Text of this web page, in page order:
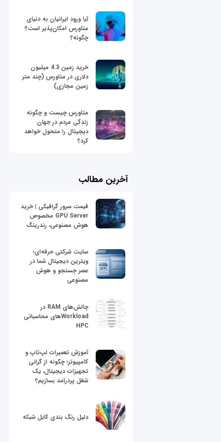
آیا ورود ایرانیان به دنیای
متاورس امکان‌پذیر است؟
چگونه؟
خرید زمین 4.3 میلیون
دلاری در متاورس (چند متر
زمین مجازی)
متاورس چیست و چگونه
زندگی مردم در جهان
دیجیتال را متحول خواهد
کرد؟
آخرین مطالب
قیمت سرور گرافیکی | خرید
GPU Server مخصوص
هوش مصنوعی، رندرینگ
سایت شرکتی حرفه‌ای؛
ویترین دیجیتال شما در
عصر جستجو و هوش
مصنوعی
چالش‌های RAM در
Workloadهای محاسباتی
HPC
آموزش تعمیرات لپ‌تاپ و
کامپیوتر؛ چگونه از گرانی
تجهیزات دیجیتال، یک
شغل پردرآمد بسازیم؟
دلیل رنگ بندی کابل شبکه